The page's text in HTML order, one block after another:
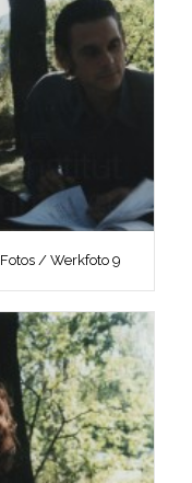
Fotos / Werkfoto 9